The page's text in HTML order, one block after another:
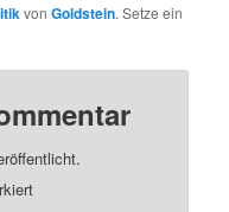
vonGoldstein. Setze ein